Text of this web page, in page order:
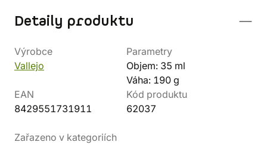
Detaily produktu
Výrobce
Vallejo
Parametry
Objem: 35 ml
Váha: 190 g
EAN
8429551731911
Kód produktu
62037
Zařazeno v kategoriích